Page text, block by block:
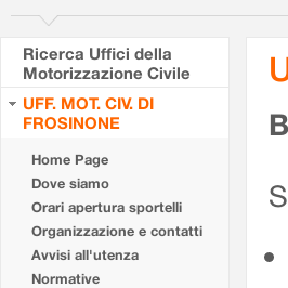
Ricerca Uffici della
Motorizzazione Civile
UFF. MOT. CIV. DI
FROSINONE
Home Page
Dove siamo
Orari apertura sportelli
Organizzazione e contatti
Avvisi all'utenza
Normative